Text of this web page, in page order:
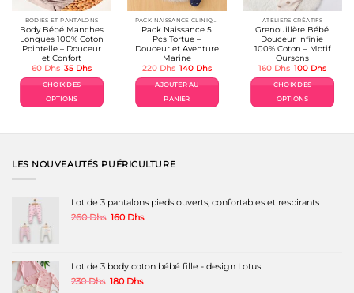
BODIES ET PANTALONS
Body Bébé Manches
Longues 100% Coton
Pointelle – Douceur
et Confort
60Dhs Le
initial
était :
60 Dhs.
35 DhsLe
actuel
CHOIX DES
OPTIONS
a
variations.
être
choisies
produit
PACK NAISSANCE CLINIQUE BÉBÉ
Pack Naissance 5
Pcs Tortue –
Douceur et Aventure
Marine
220Dhs Le
initial
était :
220 Dhs.
140 DhsLe
actuel
AJOUTER AU
PANIER
ATELIERS CRÉATIFS
Grenouillère Bébé
Douceur Infinie
100% Coton – Motif
Oursons
160Dhs Le
initial
était :
160 Dhs.
100 DhsLe
actuel
CHOIX DES
OPTIONS
a
être
LES NOUVEAUTÉS PUÉRICULTURE
Lot de 3 pantalons pieds ouverts, confortables et respirants
260Dhs Le
160 DhsLe
160 Dhs.
Lot de 3 body coton bébé fille - design Lotus
230Dhs Le
180 DhsLe